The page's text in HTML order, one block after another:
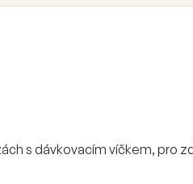
s dávkovacím víčkem, pro